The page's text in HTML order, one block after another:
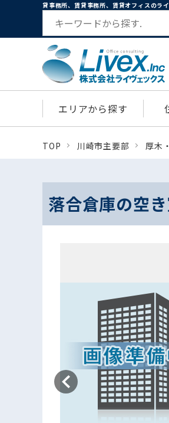
貸事務所、賃貸事務所、賃貸オフィスのラ
エリアから探す
TOP 川崎市主要部 厚木
落合倉庫の空